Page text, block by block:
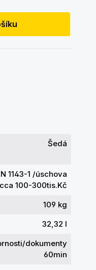
Šedá
1143-1 /úschova
cca 100-300tis.Kč
109 kg
32,32 l
dokumenty
60min